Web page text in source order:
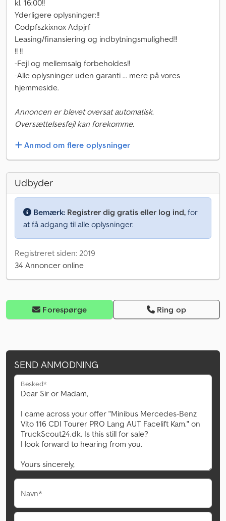
kl. 16:00!!
Yderligere oplysninger:!!
Codpfszkixnox Adpjrf
Leasing/finansiering og indbytningsmulighed!!
!! !!
-Fejl og mellemsalg forbeholdes!!
-Alle oplysninger uden garanti ... mere på vores
hjemmeside.
Annoncen er blevet oversat automatisk.
Oversættelsesfejl kan forekomme.
Anmod om flere oplysninger
Udbyder
Bemærk: Registrer dig gratis eller log ind, for
at få adgang til alle oplysninger.
Registreret siden: 2019
34 Annoncer online
Forespørge Ring op
SEND ANMODNING
Besked*
Navn*